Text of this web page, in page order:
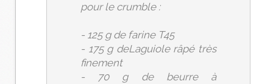
pour le crumble :
- 125 g de farine T45
- 175 g deLaguiole râpé très
finement
- 70 g de beurre à